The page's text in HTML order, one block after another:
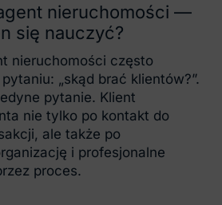
nieruchomości —
się nauczyć?
nieruchomości często
„skąd brać klientów?”.
pytanie. Klient
nie tylko po kontakt do
ale także po
i profesjonalne
proces.